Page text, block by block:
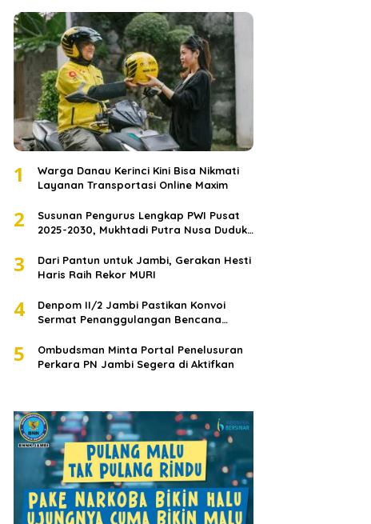
1
Warga Danau Kerinci Kini Bisa Nikmati
Layanan Transportasi Online Maxim
2
Susunan Pengurus Lengkap PWI Pusat
2025-2030, Mukhtadi Putra Nusa Duduki
3
Dari Pantun untuk Jambi, Gerakan Hesti
Haris Raih Rekor MURI
4
Denpom II/2 Jambi Pastikan Konvoi
Sermat Penanggulangan Bencana
5
Ombudsman Minta Portal Penelusuran
Perkara PN Jambi Segera di Aktifkan